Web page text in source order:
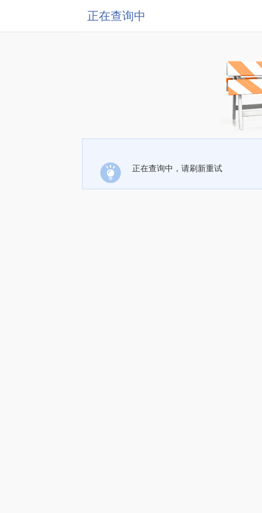
正在查询中
正在查询中，请刷新重试